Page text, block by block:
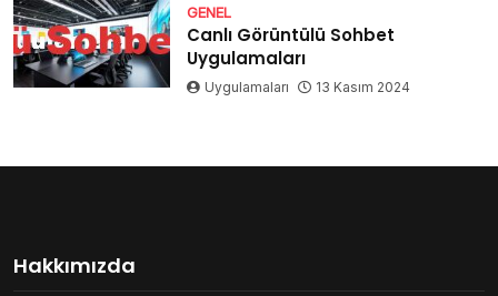
GENEL
Canlı Görüntülü Sohbet
Uygulamaları
Uygulamaları 13 Kasım 2024
Hakkımızda